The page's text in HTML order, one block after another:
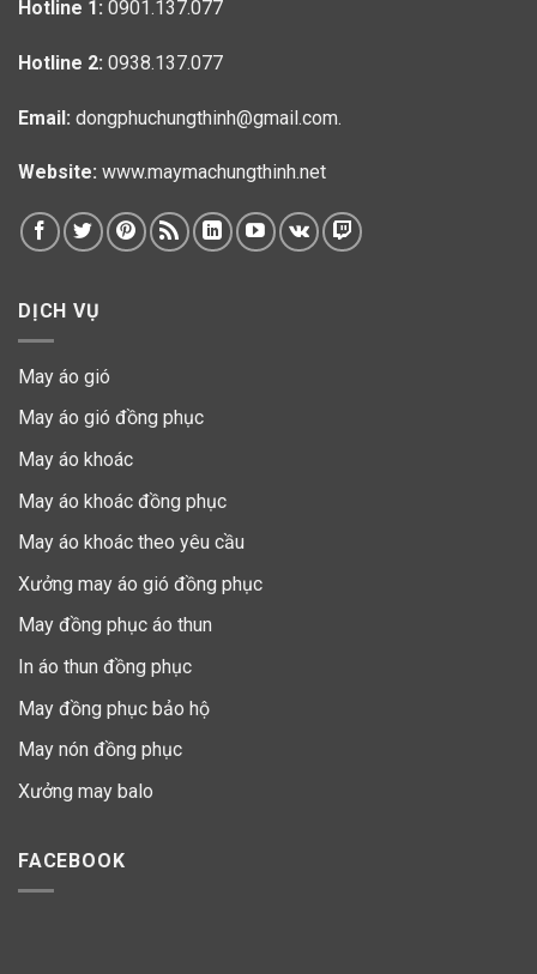
Hotline 1: 0901.137.077
Hotline 2: 0938.137.077
Email: dongphuchungthinh@gmail.com.
Website: www.maymachungthinh.net
DỊCH VỤ
May áo gió
May áo gió đồng phục
May áo khoác
May áo khoác đồng phục
May áo khoác theo yêu cầu
Xưởng may áo gió đồng phục
May đồng phục áo thun
In áo thun đồng phục
May đồng phục bảo hộ
May nón đồng phục
Xưởng may balo
FACEBOOK